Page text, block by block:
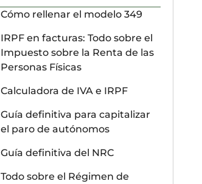
Cómo rellenar el modelo 349
IRPF en facturas: Todo sobre el
Impuesto sobre la Renta de las
Personas Físicas
Calculadora de IVA e IRPF
Guía definitiva para capitalizar
el paro de autónomos
Guía definitiva del NRC
Todo sobre el Régimen de